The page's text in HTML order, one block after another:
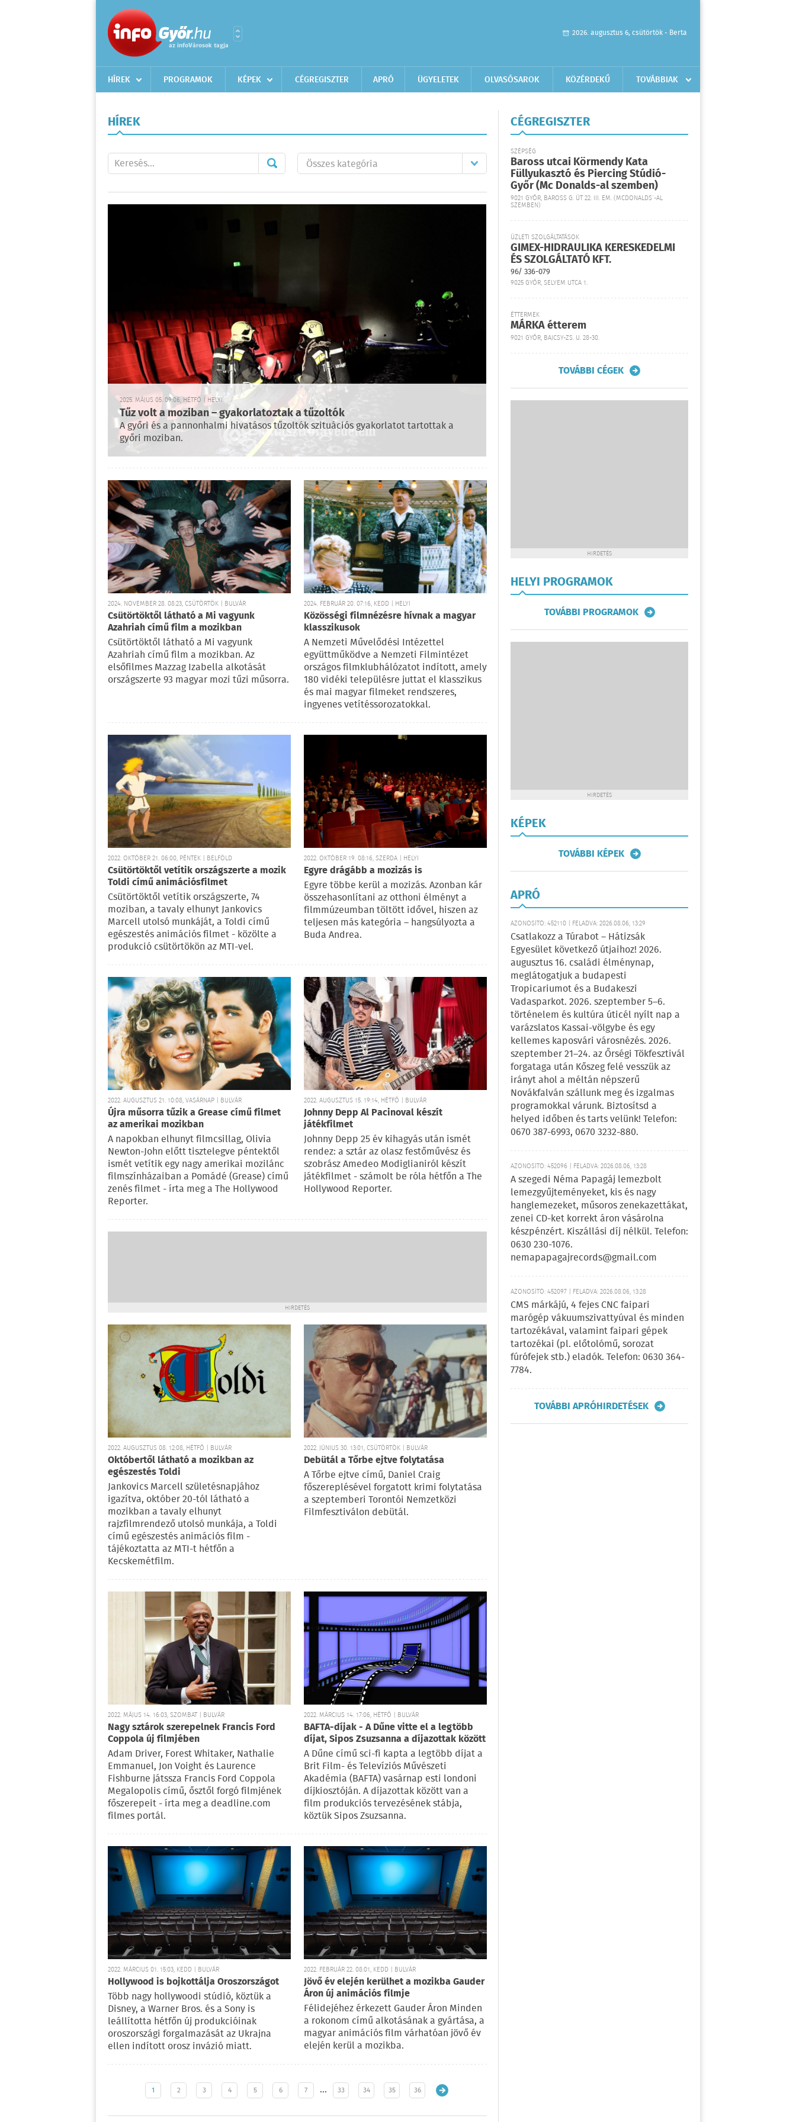
2026. augusztus 6, csütörtök - Berta
HÍREK PROGRAMOK KÉPEK CÉGREGISZTER APRÓ ÜGYELETEK OLVASÓSAROK KÖZÉRDEKŰ TOVÁBBIAK
HÍREK
2025. MÁJUS 05. 09:06, HÉTFŐ | HELYI
Tűz volt a moziban – gyakorlatoztak a tűzoltók
A győri és a pannonhalmi hivatásos tűzoltók szituációs gyakorlatot tartottak a
győri moziban.
2024. NOVEMBER 28. 08:23, CSÜTÖRTÖK | BULVÁR
Csütörtöktől látható a Mi vagyunk
Azahriah című film a mozikban
Csütörtöktől látható a Mi vagyunk
Azahriah című film a mozikban. Az
elsőfilmes Mazzag Izabella alkotását
országszerte 93 magyar mozi tűzi műsorra.
2024. FEBRUÁR 20. 07:16, KEDD | HELYI
Közösségi filmnézésre hívnak a magyar
klasszikusok
A Nemzeti Művelődési Intézettel
együttműködve a Nemzeti Filmintézet
országos filmklubhálózatot indított, amely
180 vidéki településre juttat el klasszikus
és mai magyar filmeket rendszeres,
ingyenes vetítéssorozatokkal.
2022. OKTÓBER 21. 06:00, PÉNTEK | BELFÖLD
Csütörtöktől vetítik országszerte a mozik
Toldi című animációsfilmet
Csütörtöktől vetítik országszerte, 74
moziban, a tavaly elhunyt Jankovics
Marcell utolsó munkáját, a Toldi című
egészestés animációs filmet - közölte a
produkció csütörtökön az MTI-vel.
2022. OKTÓBER 19. 08:16, SZERDA | HELYI
Egyre drágább a mozizás is
Egyre többe kerül a mozizás. Azonban kár
összehasonlítani az otthoni élményt a
filmmúzeumban töltött idővel, hiszen az
teljesen más kategória – hangsúlyozta a
Buda Andrea.
2022. AUGUSZTUS 21. 10:08, VASÁRNAP | BULVÁR
Újra műsorra tűzik a Grease című filmet
az amerikai mozikban
A napokban elhunyt filmcsillag, Olivia
Newton-John előtt tisztelegve péntektől
ismét vetítik egy nagy amerikai mozilánc
filmszínházaiban a Pomádé (Grease) című
zenés filmet - írta meg a The Hollywood
Reporter.
2022. AUGUSZTUS 15. 19:14, HÉTFŐ | BULVÁR
Johnny Depp Al Pacinoval készít
játékfilmet
Johnny Depp 25 év kihagyás után ismét
rendez: a sztár az olasz festőművész és
szobrász Amedeo Modiglianiról készít
játékfilmet - számolt be róla hétfőn a The
Hollywood Reporter.
HIRDETÉS
2022. AUGUSZTUS 08. 12:08, HÉTFŐ | BULVÁR
Októbertől látható a mozikban az
egészestés Toldi
Jankovics Marcell születésnapjához
igazítva, október 20-tól látható a
mozikban a tavaly elhunyt
rajzfilmrendező utolsó munkája, a Toldi
című egészestés animációs film -
tájékoztatta az MTI-t hétfőn a
Kecskemétfilm.
2022. JÚNIUS 30. 13:01, CSÜTÖRTÖK | BULVÁR
Debütál a Tőrbe ejtve folytatása
A Tőrbe ejtve című, Daniel Craig
főszereplésével forgatott krimi folytatása
a szeptemberi Torontói Nemzetközi
Filmfesztiválon debütál.
2022. MÁJUS 14. 16:03, SZOMBAT | BULVÁR
Nagy sztárok szerepelnek Francis Ford
Coppola új filmjében
Adam Driver, Forest Whitaker, Nathalie
Emmanuel, Jon Voight és Laurence
Fishburne játssza Francis Ford Coppola
Megalopolis című, ősztől forgó filmjének
főszerepeit - írta meg a deadline.com
filmes portál.
2022. MÁRCIUS 14. 17:06, HÉTFŐ | BULVÁR
BAFTA-díjak - A Dűne vitte el a legtöbb
díjat, Sipos Zsuzsanna a díjazottak között
A Dűne című sci-fi kapta a legtöbb díjat a
Brit Film- és Televíziós Művészeti
Akadémia (BAFTA) vasárnap esti londoni
díjkiosztóján. A díjazottak között van a
film produkciós tervezésének stábja,
köztük Sipos Zsuzsanna.
2022. MÁRCIUS 01. 15:03, KEDD | BULVÁR
Hollywood is bojkottálja Oroszországot
Több nagy hollywoodi stúdió, köztük a
Disney, a Warner Bros. és a Sony is
leállította hétfőn új produkcióinak
oroszországi forgalmazását az Ukrajna
ellen indított orosz invázió miatt.
2022. FEBRUÁR 22. 08:01, KEDD | BULVÁR
Jövő év elején kerülhet a mozikba Gauder
Áron új animációs filmje
Félidejéhez érkezett Gauder Áron Minden
a rokonom című alkotásának a gyártása, a
magyar animációs film várhatóan jövő év
elején kerül a mozikba.
1 2 3 4 5 6 7 … 33 34 35 36
CÉGREGISZTER
SZÉPSÉG
Baross utcai Körmendy Kata
Füllyukasztó és Piercing Stúdió-
Győr (Mc Donalds-al szemben)
9021 GYŐR, BAROSS G. ÚT 22. III. EM. (MCDONALDS´-AL
SZEMBEN)
ÜZLETI SZOLGÁLTATÁSOK
GIMEX-HIDRAULIKA KERESKEDELMI
ÉS SZOLGÁLTATÓ KFT.
96/ 336-079
9025 GYŐR, SELYEM UTCA 1.
ÉTTERMEK
MÁRKA étterem
9021 GYŐR, BAJCSY-ZS. U. 28-30.
TOVÁBBI CÉGEK
HIRDETÉS
HELYI PROGRAMOK
TOVÁBBI PROGRAMOK
HIRDETÉS
KÉPEK
TOVÁBBI KÉPEK
APRÓ
AZONOSÍTÓ: 452110 | FELADVA: 2026.08.06, 13:29
Csatlakozz a Túrabot – Hátizsák
Egyesület következő útjaihoz! 2026.
augusztus 16. családi élménynap,
meglátogatjuk a budapesti
Tropicariumot és a Budakeszi
Vadasparkot. 2026. szeptember 5–6.
történelem és kultúra úticél nyílt nap a
varázslatos Kassai-völgybe és egy
kellemes kaposvári városnézés. 2026.
szeptember 21–24. az Őrségi Tökfesztivál
forgataga után Kőszeg felé vesszük az
irányt ahol a méltán népszerű
Novákfalván szállunk meg és izgalmas
programokkal várunk. Biztosítsd a
helyed időben és tarts velünk! Telefon:
0670 387-6993, 0670 3232-880.
AZONOSÍTÓ: 452096 | FELADVA: 2026.08.06, 13:28
A szegedi Néma Papagáj lemezbolt
lemezgyűjteményeket, kis és nagy
hanglemezeket, műsoros zenekazettákat,
zenei CD-ket korrekt áron vásárolna
készpénzért. Kiszállási díj nélkül. Telefon:
0630 230-1076.
nemapapagajrecords@gmail.com
AZONOSÍTÓ: 452097 | FELADVA: 2026.08.06, 13:28
CMS márkájú, 4 fejes CNC faipari
marógép vákuumszivattyúval és minden
tartozékával, valamint faipari gépek
tartozékai (pl. előtolómű, sorozat
fúrófejek stb.) eladók. Telefon: 0630 364-
7784.
TOVÁBBI APRÓHIRDETÉSEK